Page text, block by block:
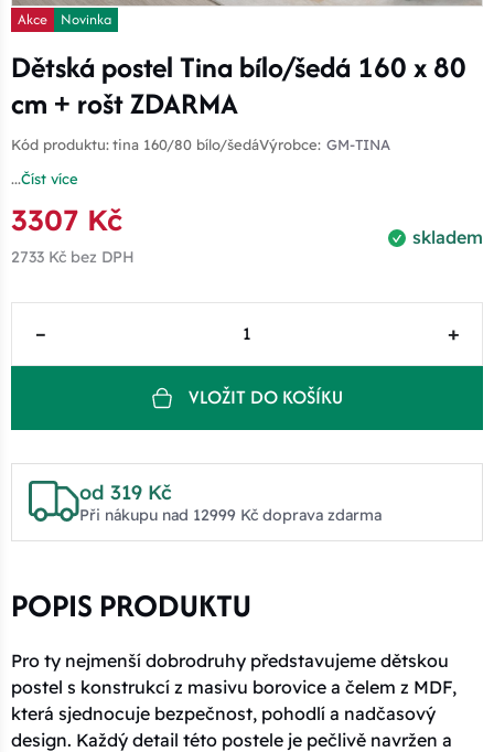
Akce Novinka
Dětská postel Tina bílo/šedá 160 x 80
cm + rošt ZDARMA
Kód produktu:tina 160/80 bílo/šedáVýrobce: GM-TINA
...Číst více
skladem
3307 Kč
2733 Kč bez DPH
– +
VLOŽIT DO KOŠÍKU
od 319 Kč
Při nákupu nad 12999 Kč doprava zdarma
POPIS PRODUKTU
Pro ty nejmenší dobrodruhy představujeme dětskou
postel s konstrukcí z masivu borovice a čelem z MDF,
která sjednocuje bezpečnost, pohodlí a nadčasový
design. Každý detail této postele je pečlivě navržen a